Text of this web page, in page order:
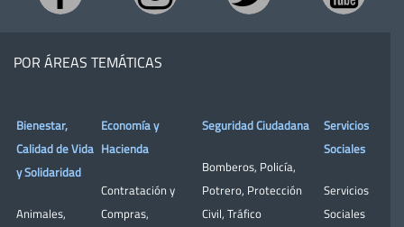
POR ÁREAS TEMÁTICAS
Bienestar,
Calidad de Vida
y Solidaridad
Animales,
Economía y
Hacienda
Contratación y
Compras,
Seguridad Ciudadana
Bomberos, Policía,
Potrero, Protección
Civil, Tráfico
Servicios
Sociales
Servicios
Sociales